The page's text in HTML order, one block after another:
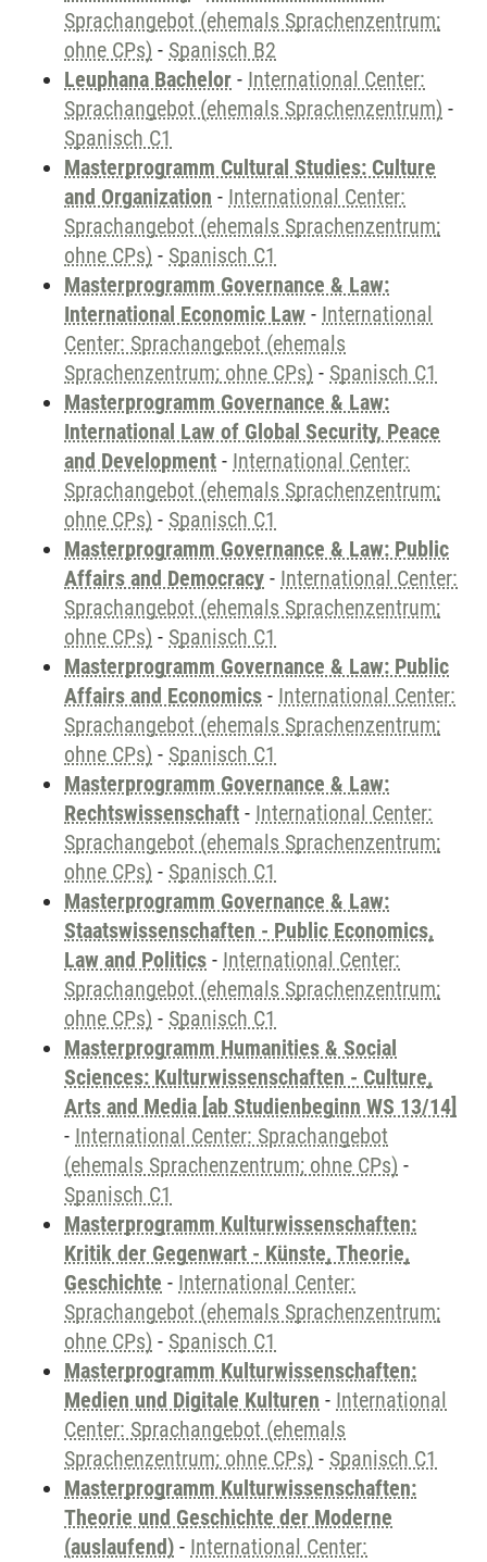
Sprachangebot (ehemals Sprachenzentrum;
ohne CPs) - Spanisch B2
Leuphana Bachelor - International Center:
Sprachangebot (ehemals Sprachenzentrum) -
Spanisch C1
Masterprogramm Cultural Studies: Culture
and Organization - International Center:
Sprachangebot (ehemals Sprachenzentrum;
ohne CPs) - Spanisch C1
Masterprogramm Governance & Law:
International Economic Law - International
Center: Sprachangebot (ehemals
Sprachenzentrum; ohne CPs) - Spanisch C1
Masterprogramm Governance & Law:
International Law of Global Security, Peace
and Development - International Center:
Sprachangebot (ehemals Sprachenzentrum;
ohne CPs) - Spanisch C1
Masterprogramm Governance & Law: Public
Affairs and Democracy - International Center:
Sprachangebot (ehemals Sprachenzentrum;
ohne CPs) - Spanisch C1
Masterprogramm Governance & Law: Public
Affairs and Economics - International Center:
Sprachangebot (ehemals Sprachenzentrum;
ohne CPs) - Spanisch C1
Masterprogramm Governance & Law:
Rechtswissenschaft - International Center:
Sprachangebot (ehemals Sprachenzentrum;
ohne CPs) - Spanisch C1
Masterprogramm Governance & Law:
Staatswissenschaften - Public Economics,
Law and Politics - International Center:
Sprachangebot (ehemals Sprachenzentrum;
ohne CPs) - Spanisch C1
Masterprogramm Humanities & Social
Sciences: Kulturwissenschaften - Culture,
Arts and Media [ab Studienbeginn WS 13/14]
- International Center: Sprachangebot
(ehemals Sprachenzentrum; ohne CPs) -
Spanisch C1
Masterprogramm Kulturwissenschaften:
Kritik der Gegenwart - Künste, Theorie,
Geschichte - International Center:
Sprachangebot (ehemals Sprachenzentrum;
ohne CPs) - Spanisch C1
Masterprogramm Kulturwissenschaften:
Medien und Digitale Kulturen - International
Center: Sprachangebot (ehemals
Sprachenzentrum; ohne CPs) - Spanisch C1
Masterprogramm Kulturwissenschaften:
Theorie und Geschichte der Moderne
(auslaufend) - International Center: